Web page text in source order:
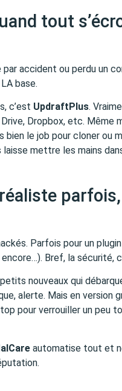
tout
accident ou perdu un
base.
c’est UpdraftPlus.
Dropbox, etc. Même
bien le job pour cloner ou
laisse mettre les mains
Parfois pour un
Bref, la sécurité,
nouveaux qui
alerte. Mais en version
pour verrouiller un peu
automatise tout et